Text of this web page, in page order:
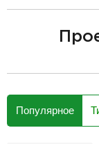
Популярное